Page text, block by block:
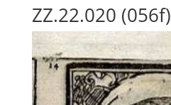
ZZ.22.020 (056f)